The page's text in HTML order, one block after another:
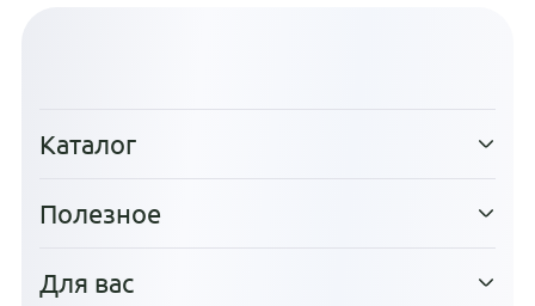
Каталог
Полезное
Для вас